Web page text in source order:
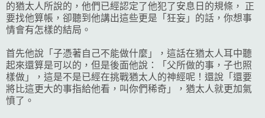
的猶太人所說的，他們已經認定了他犯了安息日的規條， 正
要找他算帳，卻聽到他講出這些更是「狂妄」的話，你想事
情會有怎樣的結局。
首先他說「子憑著自己不能做什麼」，這話在猶太人耳中聽
起來還算是可以的，但是後面他說：「父所做的事，子也照
樣做」，這是不是已經在挑戰猶太人的神經呢！還說「還要
將比這更大的事指給他看，叫你們稀奇」，猶太人就更加氣
憤了。